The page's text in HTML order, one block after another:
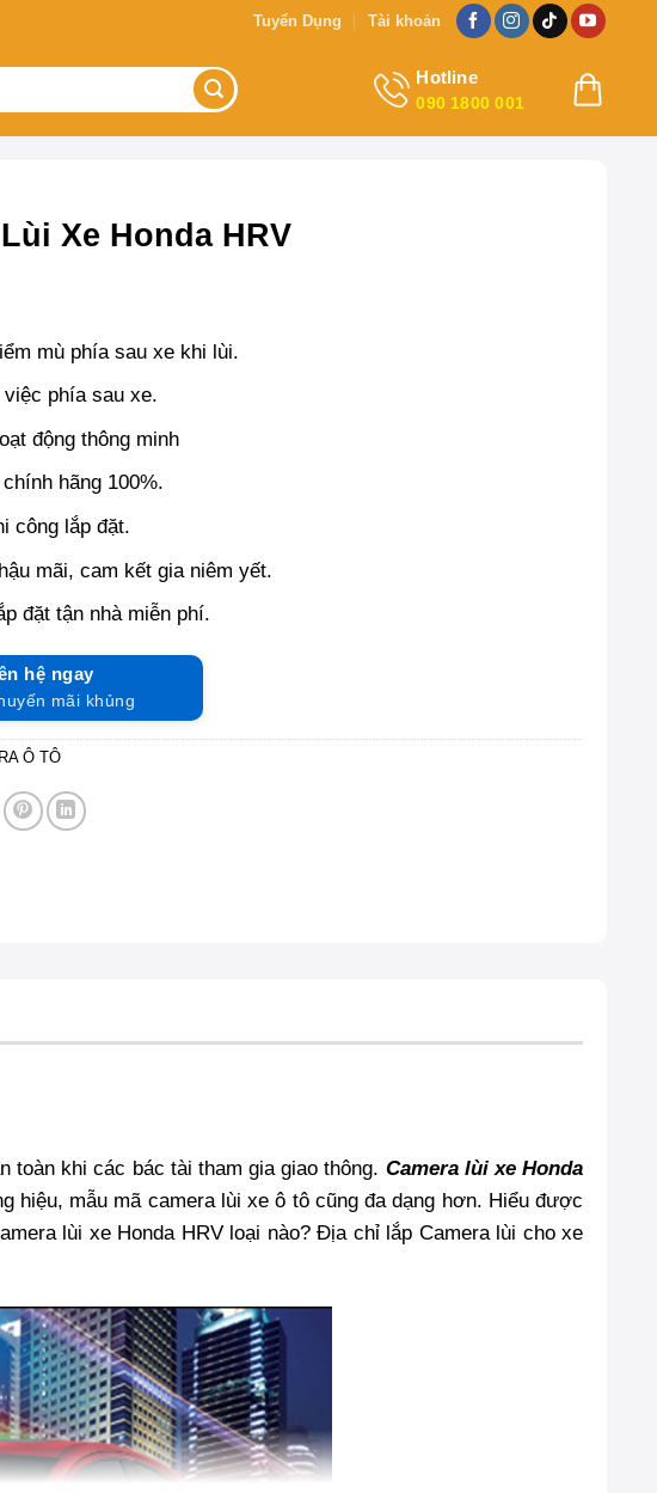
Tuyển Dụng Tài khoản
Hotline
090 1800 001
Xe Honda HRV
mù phía sau xe khi lùi.
phía sau xe.
động thông minh
hãng 100%.
công lắp đặt.
mãi, cam kết gia niêm yết.
đặt tận nhà miễn phí.
hệ ngay
mãi khủng
Ô TÔ
toàn khi các bác tài tham gia giao thông. Camera lùi xe Honda
mẫu mã camera lùi xe ô tô cũng đa dạng hơn. Hiểu được
lùi xe Honda HRV loại nào? Địa chỉ lắp Camera lùi cho xe